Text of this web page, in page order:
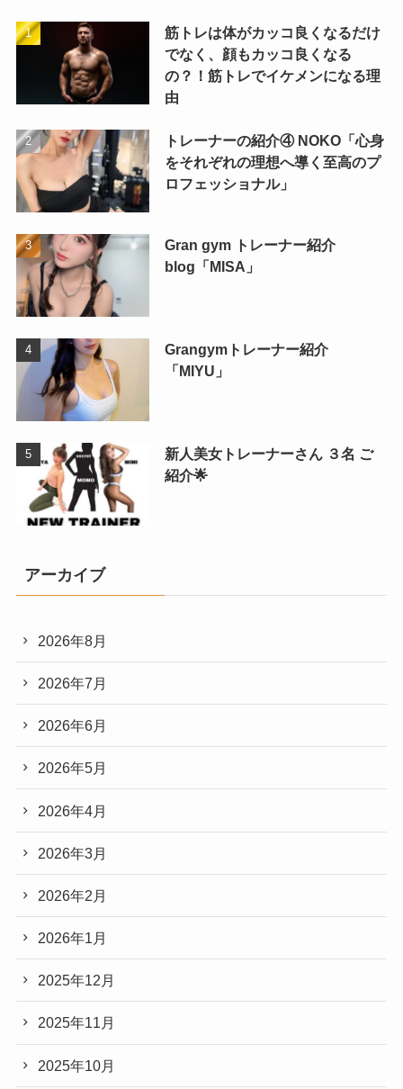
筋トレは体がカッコ良くなるだけ
でなく、顔もカッコ良くなる
の？！筋トレでイケメンになる理
由
トレーナーの紹介④ NOKO「心身
をそれぞれの理想へ導く至高のプ
ロフェッショナル」
Gran gym トレーナー紹介
blog「MISA」
Grangymトレーナー紹介
「MIYU」
新人美女トレーナーさん ３名 ご
紹介🌟
アーカイブ
2026年8月
2026年7月
2026年6月
2026年5月
2026年4月
2026年3月
2026年2月
2026年1月
2025年12月
2025年11月
2025年10月